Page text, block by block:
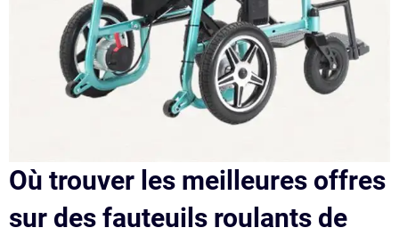
Où trouver les meilleures offres
sur des fauteuils roulants de